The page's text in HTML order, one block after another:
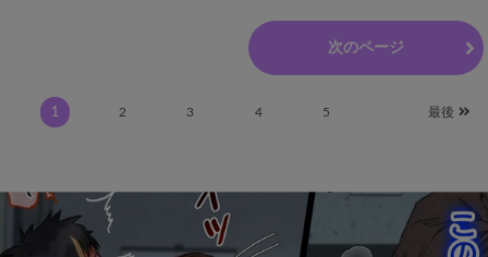
次のページ
1 2 3 4 5 最後